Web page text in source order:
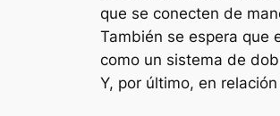
que se conecten de
También se espera que
como un sistema de
Y, por último, en